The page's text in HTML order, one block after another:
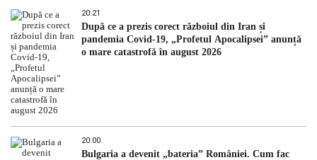
20:21
După ce a prezis corect războiul din Iran și
pandemia Covid-19, „Profetul Apocalipsei” anunță
o mare catastrofă în august 2026
20:00
Bulgaria a devenit „bateria” României. Cum fac